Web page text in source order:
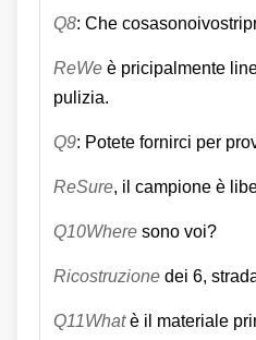
Q8: Che
ReWe è pricipalmente
pulizia.
Q9: Potete fornirci per
ReSure, il campione è
Q10Where sono voi?
Ricostruzione dei 6,
Q11What è il materiale